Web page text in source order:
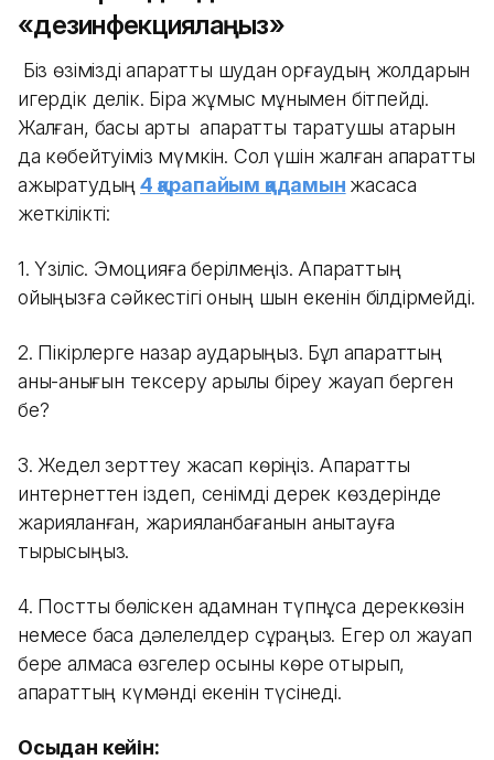
«дезинфекциялаңыз»
Біз өзімізді ақпараттық шудан қорғаудың жолдарын
игердік делік. Бірақ жұмыс мұнымен бітпейді.
Жалған, басы артық ақпаратты таратушы қатарын
да көбейтуіміз мүмкін. Сол үшін жалған ақпаратты
ажыратудың 4 қарапайым қадамын жасасақ
жеткілікті:
1. Үзіліс. Эмоцияға берілмеңіз. Ақпараттың
ойыңызға сәйкестігі оның шын екенін білдірмейді.
2. Пікірлерге назар аударыңыз. Бұл ақпараттың
анық-қанығын тексеру арқылы біреу жауап берген
бе?
3. Жедел зерттеу жасап көріңіз. Ақпаратты
интернеттен іздеп, сенімді дерек көздерінде
жарияланған, жарияланбағанын анықтауға
тырысыңыз.
4. Постты бөліскен адамнан түпнұсқа дереккөзін
немесе басқа дәлелелдер сұраңыз. Егер ол жауап
бере алмаса өзгелер осыны көре отырып,
ақпараттың күмәнді екенін түсінеді.
Осыдан кейін: